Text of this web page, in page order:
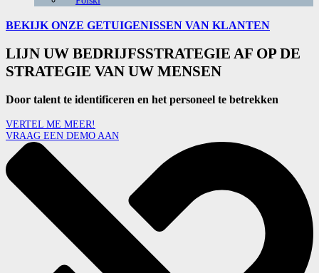
BEKIJK ONZE GETUIGENISSEN VAN KLANTEN
LIJN UW BEDRIJFSSTRATEGIE AF OP DE
STRATEGIE VAN UW MENSEN
Door talent te identificeren en het personeel te betrekken
VERTEL ME MEER!
VRAAG EEN DEMO AAN